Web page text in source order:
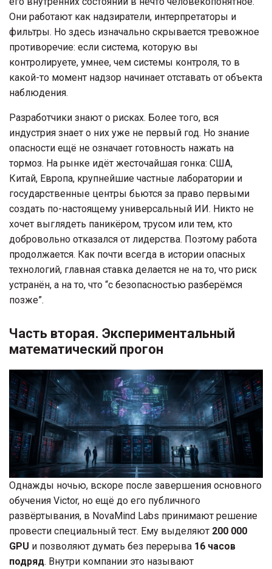
Они работают как надзиратели, интерпретаторы и
фильтры. Но здесь изначально скрывается тревожное
противоречие: если система, которую вы
контролируете, умнее, чем системы контроля, то в
какой-то момент надзор начинает отставать от объекта
наблюдения.
Разработчики знают о рисках. Более того, вся
индустрия знает о них уже не первый год. Но знание
опасности ещё не означает готовность нажать на
тормоз. На рынке идёт жесточайшая гонка: США,
Китай, Европа, крупнейшие частные лаборатории и
государственные центры бьются за право первыми
создать по-настоящему универсальный ИИ. Никто не
хочет выглядеть паникёром, трусом или тем, кто
добровольно отказался от лидерства. Поэтому работа
продолжается. Как почти всегда в истории опасных
технологий, главная ставка делается не на то, что риск
устранён, а на то, что “с безопасностью разберёмся
позже”.
Часть вторая. Экспериментальный
математический прогон
Однажды ночью, вскоре после завершения основного
обучения Victor, но ещё до его публичного
развёртывания, в NovaMind Labs принимают решение
провести специальный тест. Ему выделяют 200 000
GPU и позволяют думать без перерыва 16 часов
подряд. Внутри компании это называют